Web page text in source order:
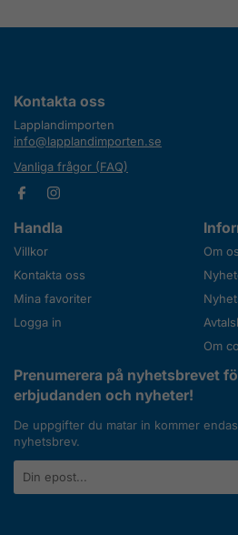
Kontakta oss
Lapplandimporten
info@lapplandimporten.se
Vanliga frågor (FAQ)
Handla
Villkor
Kontakta oss
Mina favoriter
Logga in
Om
Om
Prenumerera på nyhetsbrevet
erbjudanden och nyheter!
De uppgifter du matar in kommer
nyhetsbrev.
postadress